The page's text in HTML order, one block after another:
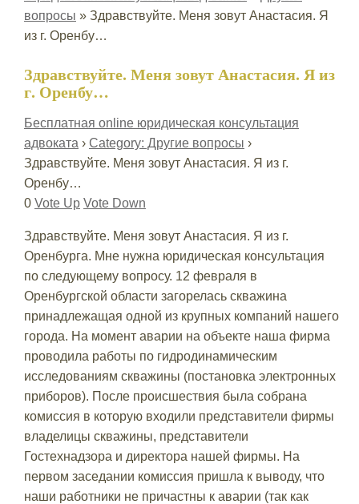
вопросы » Здравствуйте. Меня зовут Анастасия. Я
из г. Оренбу…
Здравствуйте. Меня зовут Анастасия. Я из
г. Оренбу…
Бесплатная online юридическая консультация
адвоката › Category: Другие вопросы ›
Здравствуйте. Меня зовут Анастасия. Я из г.
Оренбу…
0 Vote Up Vote Down
Здравствуйте. Меня зовут Анастасия. Я из г.
Оренбурга. Мне нужна юридическая консультация
по следующему вопросу. 12 февраля в
Оренбургской области загорелась скважина
принадлежащая одной из крупных компаний нашего
города. На момент аварии на объекте наша фирма
проводила работы по гидродинамическим
исследованиям скважины (постановка электронных
приборов). После происшествия была собрана
комиссия в которую входили представители фирмы
владелицы скважины, представители
Гостехнадзора и директора нашей фирмы. На
первом заседании комиссия пришла к выводу, что
наши работники не причастны к аварии (так как